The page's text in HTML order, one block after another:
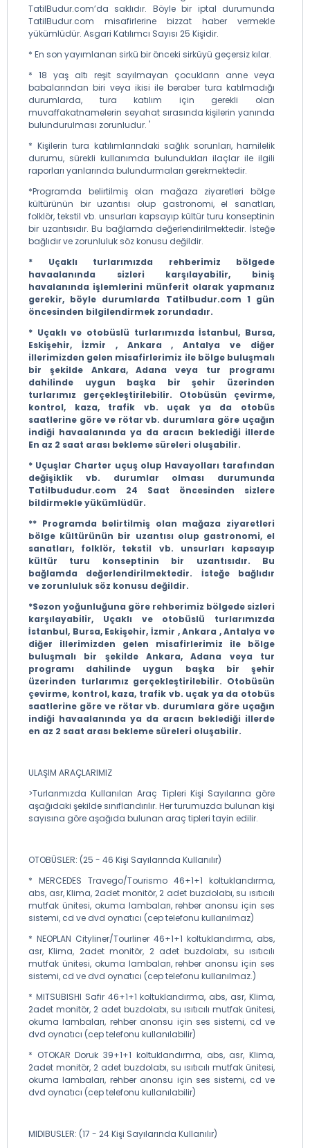
TatilBudur.com’da saklıdır. Böyle bir iptal durumunda
TatilBudur.com misafirlerine bizzat haber vermekle
yükümlüdür. Asgari Katılımcı Sayısı 25 Kişidir.
* En son yayımlanan sirkü bir önceki sirküyü geçersiz kılar.
* 18 yaş altı reşit sayılmayan çocukların anne veya
babalarından biri veya ikisi ile beraber tura katılmadığı
durumlarda, tura katılım için gerekli olan
muvaffakatnamelerin seyahat sırasında kişilerin yanında
bulundurulması zorunludur. '
* Kişilerin tura katılımlarındaki sağlık sorunları, hamilelik
durumu, sürekli kullanımda bulundukları ilaçlar ile ilgili
raporları yanlarında bulundurmaları gerekmektedir.
*Programda belirtilmiş olan mağaza ziyaretleri bölge
kültürünün bir uzantısı olup gastronomi, el sanatları,
folklör, tekstil vb. unsurları kapsayıp kültür turu konseptinin
bir uzantısıdır. Bu bağlamda değerlendirilmektedir. İsteğe
bağlıdır ve zorunluluk söz konusu değildir.
* Uçaklı turlarımızda rehberimiz bölgede
havaalanında sizleri karşılayabilir, biniş
havalanında işlemlerini münferit olarak yapmanız
gerekir, böyle durumlarda Tatilbudur.com 1 gün
öncesinden bilgilendirmek zorundadır.
* Uçaklı ve otobüslü turlarımızda İstanbul, Bursa,
Eskişehir, İzmir , Ankara , Antalya ve diğer
illerimizden gelen misafirlerimiz ile bölge buluşmalı
bir şekilde Ankara, Adana veya tur programı
dahilinde uygun başka bir şehir üzerinden
turlarımız gerçekleştirilebilir. Otobüsün çevirme,
kontrol, kaza, trafik vb. uçak ya da otobüs
saatlerine göre ve rötar vb. durumlara göre uçağın
indiği havaalanında ya da aracın beklediği illerde
En az 2 saat arası bekleme süreleri oluşabilir.
* Uçuşlar Charter uçuş olup Havayolları tarafından
değişiklik vb. durumlar olması durumunda
Tatilbududur.com 24 Saat öncesinden sizlere
bildirmekle yükümlüdür.
** Programda belirtilmiş olan mağaza ziyaretleri
bölge kültürünün bir uzantısı olup gastronomi, el
sanatları, folklör, tekstil vb. unsurları kapsayıp
kültür turu konseptinin bir uzantısıdır. Bu
bağlamda değerlendirilmektedir. İsteğe bağlıdır
ve zorunluluk söz konusu değildir.
*Sezon yoğunluğuna göre rehberimiz bölgede sizleri
karşılayabilir, Uçaklı ve otobüslü turlarımızda
İstanbul, Bursa, Eskişehir, İzmir , Ankara , Antalya ve
diğer illerimizden gelen misafirlerimiz ile bölge
buluşmalı bir şekilde Ankara, Adana veya tur
programı dahilinde uygun başka bir şehir
üzerinden turlarımız gerçekleştirilebilir. Otobüsün
çevirme, kontrol, kaza, trafik vb. uçak ya da otobüs
saatlerine göre ve rötar vb. durumlara göre uçağın
indiği havaalanında ya da aracın beklediği illerde
en az 2 saat arası bekleme süreleri oluşabilir.
ULAŞIM ARAÇLARIMIZ
>Turlarımızda Kullanılan Araç Tipleri Kişi Sayılarına göre
aşağıdaki şekilde sınıflandırılır. Her turumuzda bulunan kişi
sayısına göre aşağıda bulunan araç tipleri tayin edilir.
OTOBÜSLER: (25 - 46 Kişi Sayılarında Kullanılır)
* MERCEDES Travego/Tourismo 46+1+1 koltuklandırma,
abs, asr, Klima, 2adet monitör, 2 adet buzdolabı, su ısıtıcılı
mutfak ünitesi, okuma lambaları, rehber anonsu için ses
sistemi, cd ve dvd oynatıcı (cep telefonu kullanılmaz)
* NEOPLAN Cityliner/Tourliner 46+1+1 koltuklandırma, abs,
asr, Klima, 2adet monitör, 2 adet buzdolabı, su ısıtıcılı
mutfak ünitesi, okuma lambaları, rehber anonsu için ses
sistemi, cd ve dvd oynatıcı (cep telefonu kullanılmaz.)
* MITSUBISHI Safir 46+1+1 koltuklandırma, abs, asr, Klima,
2adet monitör, 2 adet buzdolabı, su ısıtıcılı mutfak ünitesi,
okuma lambaları, rehber anonsu için ses sistemi, cd ve
dvd oynatıcı (cep telefonu kullanılabilir)
* OTOKAR Doruk 39+1+1 koltuklandırma, abs, asr, Klima,
2adet monitör, 2 adet buzdolabı, su ısıtıcılı mutfak ünitesi,
okuma lambaları, rehber anonsu için ses sistemi, cd ve
dvd oynatıcı (cep telefonu kullanılabilir)
MIDIBUSLER: (17 - 24 Kişi Sayılarında Kullanılır)